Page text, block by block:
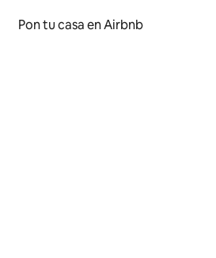
Pon tu casa en Airbnb